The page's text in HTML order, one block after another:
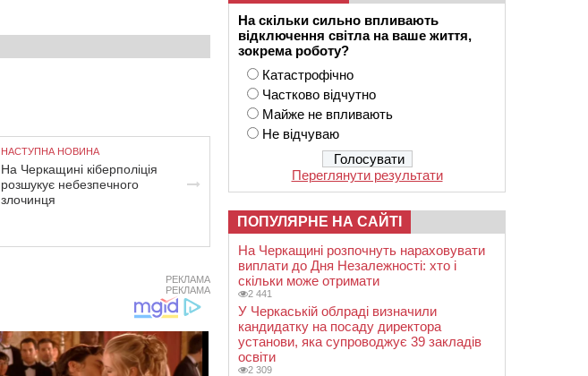
НАСТУПНА НОВИНА
На Черкащині кіберполіція
розшукує небезпечного
злочинця
РЕКЛАМА
РЕКЛАМА
На скільки сильно впливають
відключення світла на ваше життя,
зокрема роботу?
Катастрофічно
Частково відчутно
Майже не впливають
Не відчуваю
Переглянути результати
ПОПУЛЯРНЕ НА САЙТІ
На Черкащині розпочнуть нараховувати
виплати до Дня Незалежності: хто і
скільки може отримати
2 441
У Черкаській облраді визначили
кандидатку на посаду директора
установи, яка супроводжує 39 закладів
освіти
2 309